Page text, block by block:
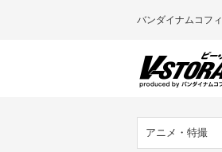
バンダイナムコフ
アニメ・特撮